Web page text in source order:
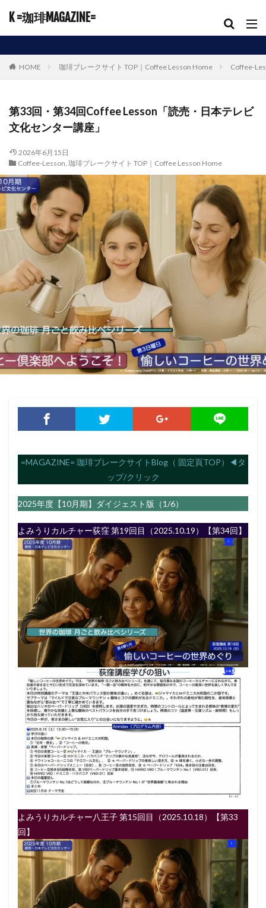
K =珈琲MAGAZINE=
HOME 珈琲ブレークサイト TOP｜Coffee Lesson Home Coffee-
第33回・第34回Coffee Lesson「読売・日本テレビ
文化センター講座」
2026年6月15日
Coffee-Lesson, 珈琲ブレークサイト TOP｜Coffee Lesson Home
=MAGAZINE= 珈琲ブレークサイトBlog（ 固定頁TOP）◀︎タ
ップ/クリック
2025年度【10月期】ダイジェスト版（1/6）
よみうりカルチャー荻窪 第19回目（2025.10.19）【第34回】
よみうりカルチャー八王子 第15回目（2025.10.18）【第33
回】